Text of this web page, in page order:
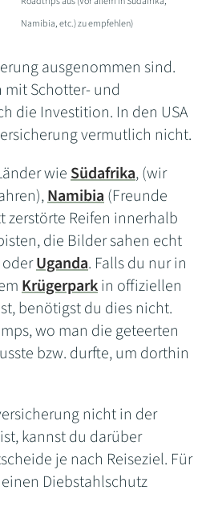
Namibia, etc.) zu empfehlen)
ausgenommen sind.
mit Schotter- und
die Investition. In den USA
vermutlich nicht.
wieSüdafrika, (wir
Namibia(Freunde
zerstörte Reifen innerhalb
die Bilder sahen echt
oderUganda. Falls du nur in
Krügerparkin offiziellen
benötigst du dies nicht.
wo man die geteerten
bzw. durfte, um dorthin
nicht in der
kannst du darüber
je nach Reiseziel. Für
Diebstahlschutz